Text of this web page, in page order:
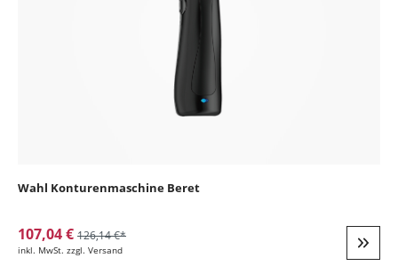
Wahl Konturenmaschine Beret
107,04 € 126,14 €*
inkl. MwSt. zzgl. Versand